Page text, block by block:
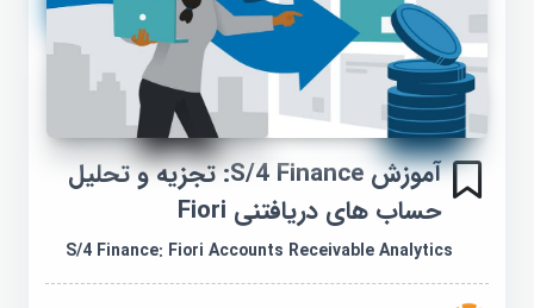
آموزش S/4 Finance: تجزیه و تحلیل
حساب های دریافتنی Fiori
S/4 Finance: Fiori Accounts Receivable Analytics